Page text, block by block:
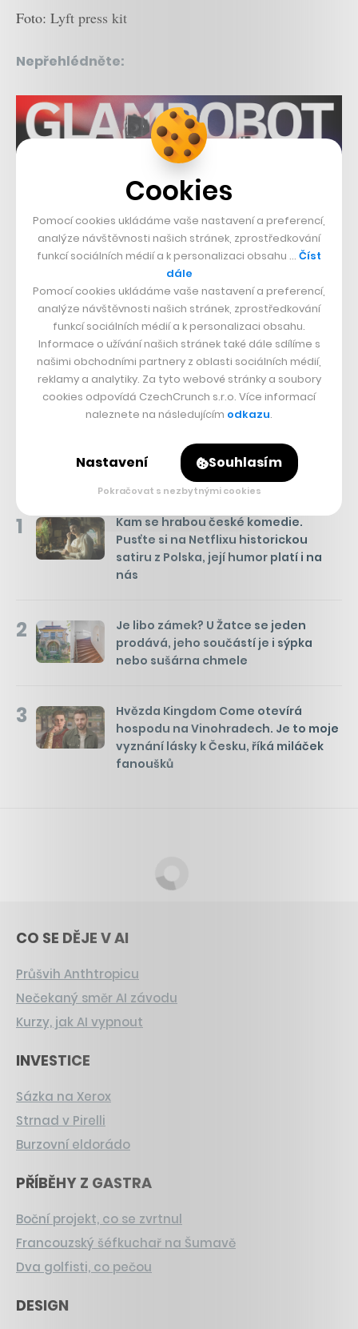
Foto: Lyft press kit
Nepřehlédněte:
Související témata:
Sdílet článek
Přejít do diskuze
NEJČTENĚJŠÍ ČLÁNKY Týden
1
Kam se hrabou české komedie.
Pusťte si na Netflixu historickou
satiru z Polska, její humor platí i na
nás
2
Je libo zámek? U Žatce se jeden
prodává, jeho součástí je i sýpka
nebo sušárna chmele
3
Hvězda Kingdom Come otevírá
hospodu na Vinohradech. Je to moje
vyznání lásky k Česku, říká miláček
fanoušků
CO SE DĚJE V AI
Průšvih Anthtropicu
Nečekaný směr AI závodu
Kurzy, jak AI vypnout
INVESTICE
Sázka na Xerox
Strnad v Pirelli
Burzovní eldorádo
PŘÍBĚHY Z GASTRA
Boční projekt, co se zvrtnul
Francouzský šéfkuchař na Šumavě
Dva golfisti, co pečou
DESIGN
Cookies
Pomocí cookies ukládáme vaše nastavení a preferencí,
analýze návštěvnosti našich stránek, zprostředkování
funkcí sociálních médií a k personalizaci obsahu … Číst
dále
Pomocí cookies ukládáme vaše nastavení a preferencí,
analýze návštěvnosti našich stránek, zprostředkování
funkcí sociálních médií a k personalizaci obsahu.
Informace o užívání našich stránek také dále sdílíme s
našimi obchodními partnery z oblasti sociálních médií,
reklamy a analytiky. Za tyto webové stránky a soubory
cookies odpovídá CzechCrunch s.r.o. Více informací
naleznete na následujícím odkazu.
Nastavení Souhlasím
Pokračovat s nezbytnými cookies